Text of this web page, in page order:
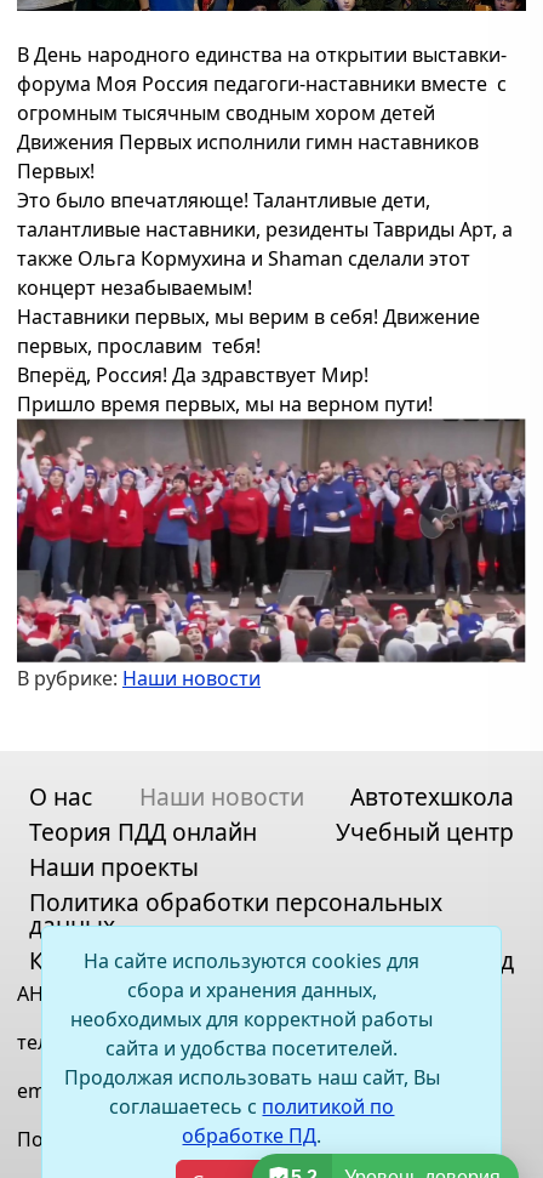
В День народного единства на открытии выставки-
форума Моя Россия педагоги-наставники вместе с
огромным тысячным сводным хором детей
Движения Первых исполнили гимн наставников
Первых!
Это было впечатляюще! Талантливые дети,
талантливые наставники, резиденты Тавриды Арт, а
также Ольга Кормухина и Shaman сделали этот
концерт незабываемым!
Наставники первых, мы верим в себя! Движение
первых, прославим тебя!
Вперёд, Россия! Да здравствует Мир!
Пришло время первых, мы на верном пути!
В рубрике: Наши новости
О нас Наши новости
Автотехшкола
Теория ПДД онлайн
Учебный центр
Наши проекты
Политика обработки персональных
данных
Контакты
Карта сайта Вход
АНО ДПО «ВСОЦ»
телефон:+7(395)2 67-11-33
email:irkauto@bk.ru
Политика обработки персональных данных
На сайте используются cookies для
сбора и хранения данных,
необходимых для корректной работы
сайта и удобства посетителей.
Продолжая использовать наш сайт, Вы
соглашаетесь с политикой по
обработке ПД.